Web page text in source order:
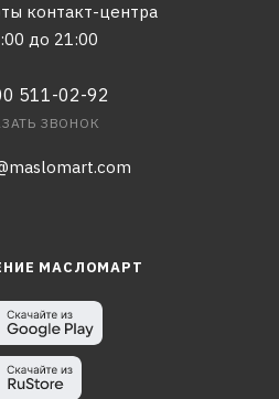
контакт-центра
до 21:00
511-02-92
ЗВОНОК
МАСЛОМАРТ